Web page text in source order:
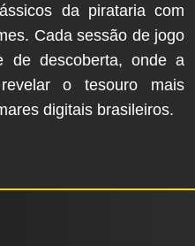
da pirataria com
Cada sessão de jogo
de descoberta, onde a
o tesouro mais
digitais brasileiros.